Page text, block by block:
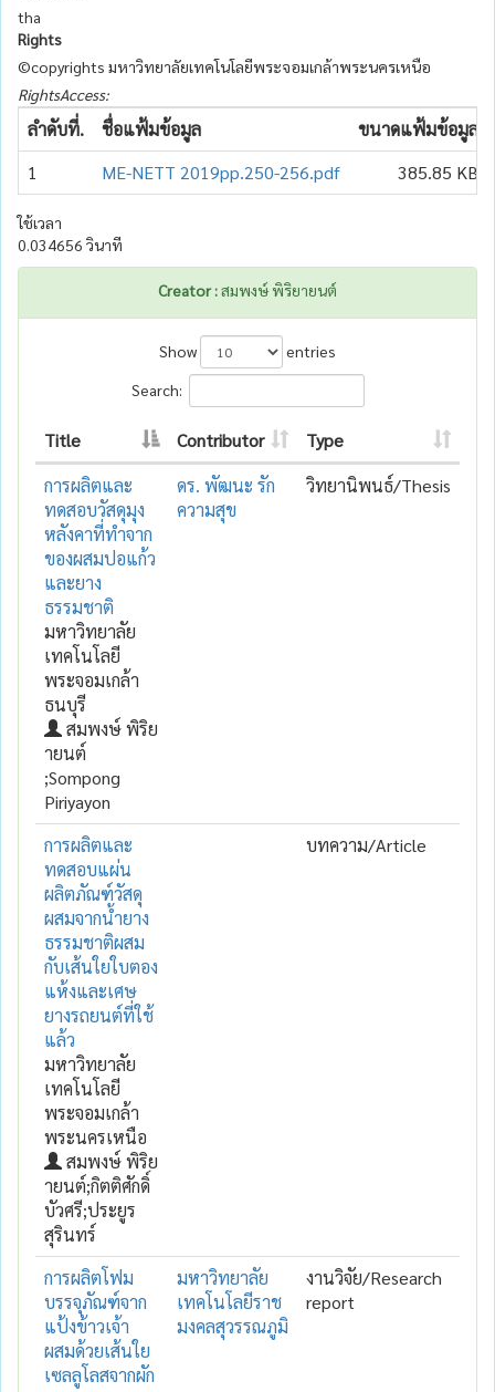
tha
Rights
©copyrights มหาวิทยาลัยเทคโนโลยีพระจอมเกล้าพระนครเหนือ
RightsAccess:
ลำดับที่. ชื่อแฟ้มข้อมูล
ขนาดแฟ้มข้อมูล
1
ME-NETT 2019pp.250-256.pdf 385.85 KB
ใช้เวลา
0.034656 วินาที
Creator :สมพงษ์ พิริยายนต์
Show
entries
Search:
Title Contributor
Type
การผลิตและ
ทดสอบวัสดุมุง
หลังคาที่ทำจาก
ของผสมปอแก้ว
และยาง
ธรรมชาติ
มหาวิทยาลัย
เทคโนโลยี
พระจอมเกล้า
ธนบุรี
สมพงษ์ พิริย
ายนต์
;Sompong
Piriyayon
ดร. พัฒนะ รัก
ความสุข
วิทยานิพนธ์/Thesis
การผลิตและ
ทดสอบแผ่น
ผลิตภัณฑ์วัสดุ
ผสมจากน้ำยาง
ธรรมชาติผสม
กับเส้นใยใบตอง
แห้งและเศษ
ยางรถยนต์ที่ใช้
แล้ว
มหาวิทยาลัย
เทคโนโลยี
พระจอมเกล้า
พระนครเหนือ
สมพงษ์ พิริย
ายนต์;กิตติศักดิ์
บัวศรี;ประยูร
สุรินทร์
บทความ/Article
การผลิตโฟม
บรรจุภัณฑ์จาก
แป้งข้าวเจ้า
ผสมด้วยเส้นใย
เซลลูโลสจากผัก
มหาวิทยาลัย
เทคโนโลยีราช
มงคลสุวรรณภูมิ
งานวิจัย/Research
report